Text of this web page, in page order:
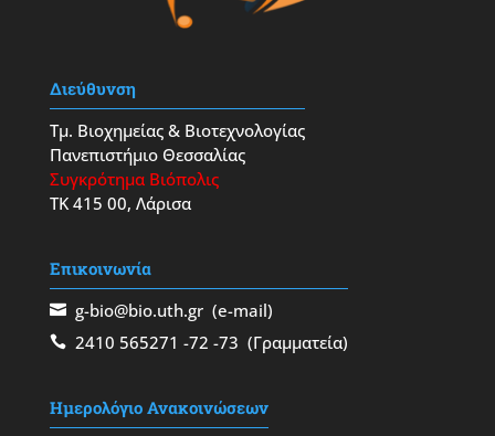
Διεύθυνση
Τμ. Βιοχημείας & Βιοτεχνολογίας
Πανεπιστήμιο Θεσσαλίας
Συγκρότημα Βιόπολις
ΤΚ 415 00, Λάρισα
Επικοινωνία
g-bio@bio.uth.gr(e-mail)
2410 565271 -72 -73 (Γραμματεία)
Ημερολόγιο Ανακοινώσεων